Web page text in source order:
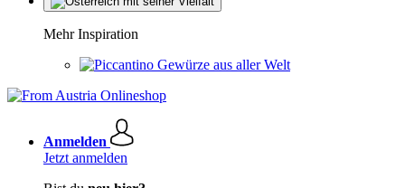
Mehr Inspiration
Gewürze aus aller Welt
Anmelden
Jetzt anmelden